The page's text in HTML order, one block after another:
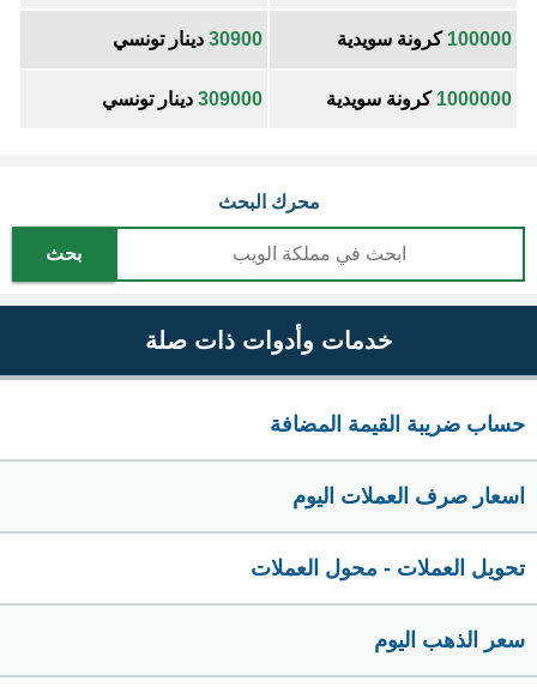
100000 كرونة سويدية 30900 دينار تونسي
1000000 كرونة سويدية 309000 دينار تونسي
محرك البحث
بحث
خدمات وأدوات ذات صلة
حساب ضريبة القيمة المضافة
اسعار صرف العملات اليوم
تحويل العملات - محول العملات
سعر الذهب اليوم